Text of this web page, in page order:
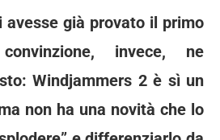
avesse già provato il primo
invece, ne
Windjammers 2 è sì un
non ha una novità che lo